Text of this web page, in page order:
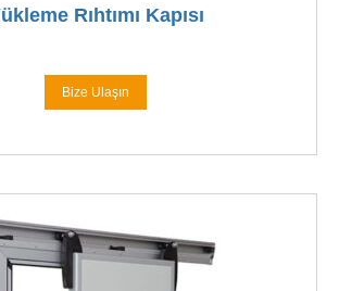
Rıhtımı Kapısı
Bize Ulaşın